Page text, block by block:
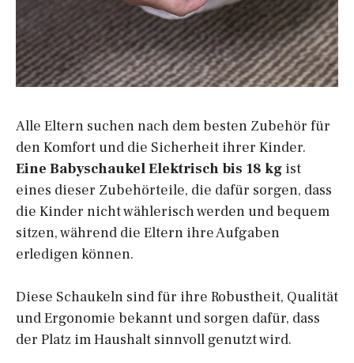
Alle Eltern suchen nach dem besten Zubehör für
den Komfort und die Sicherheit ihrer Kinder.
Eine Babyschaukel Elektrisch bis 18 kg ist
eines dieser Zubehörteile, die dafür sorgen, dass
die Kinder nicht wählerisch werden und bequem
sitzen, während die Eltern ihre Aufgaben
erledigen können.
Diese Schaukeln sind für ihre Robustheit, Qualität
und Ergonomie bekannt und sorgen dafür, dass
der Platz im Haushalt sinnvoll genutzt wird.